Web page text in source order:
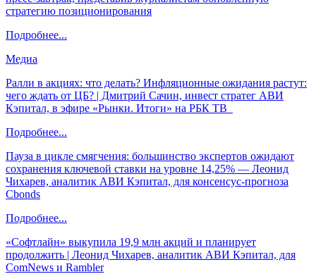
стратегию позиционирования
Подробнее...
Медиа
Ралли в акциях: что делать? Инфляционные ожидания растут:
чего ждать от ЦБ? | Дмитрий Сачин, инвест стратег АВИ
Кэпитал, в эфире «Рынки. Итоги» на РБК ТВ
Подробнее...
Пауза в цикле смягчения: большинство экспертов ожидают
сохранения ключевой ставки на уровне 14,25% — Леонид
Чихарев, аналитик АВИ Кэпитал, для консенсус-прогноза
Cbonds
Подробнее...
«Софтлайн» выкупила 19,9 млн акций и планирует
продолжить | Леонид Чихарев, аналитик АВИ Кэпитал, для
ComNews и Rambler